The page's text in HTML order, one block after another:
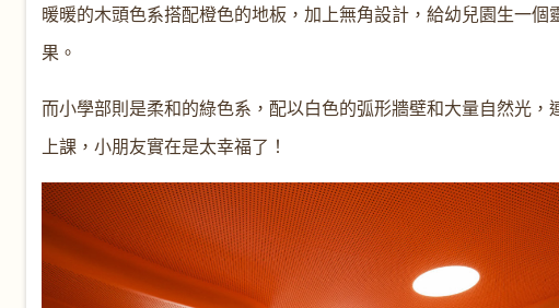
暖暖的木頭色系搭配橙色的地板，加上無角設計，給幼兒園生一
果。
而小學部則是柔和的綠色系，配以白色的弧形牆壁和大量自然光
上課，小朋友實在是太幸福了！